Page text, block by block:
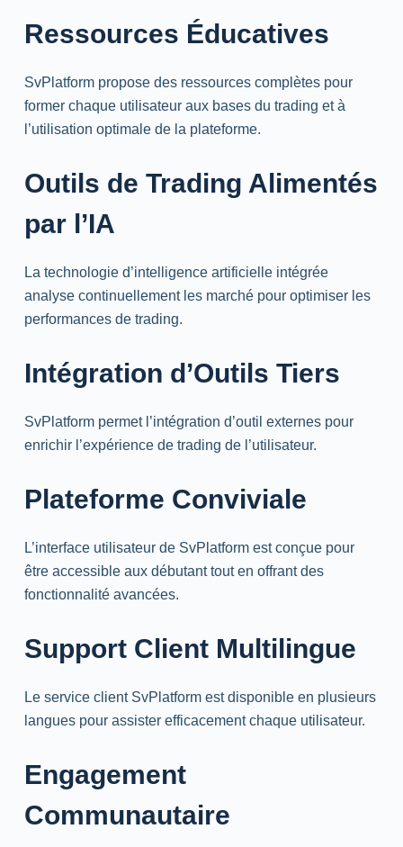
Ressources Éducatives
SvPlatform propose des ressources complètes pour
former chaque utilisateur aux bases du trading et à
l’utilisation optimale de la plateforme.
Outils de Trading Alimentés
par l’IA
La technologie d’intelligence artificielle intégrée
analyse continuellement les marché pour optimiser les
performances de trading.
Intégration d’Outils Tiers
SvPlatform permet l’intégration d’outil externes pour
enrichir l’expérience de trading de l’utilisateur.
Plateforme Conviviale
L’interface utilisateur de SvPlatform est conçue pour
être accessible aux débutant tout en offrant des
fonctionnalité avancées.
Support Client Multilingue
Le service client SvPlatform est disponible en plusieurs
langues pour assister efficacement chaque utilisateur.
Engagement
Communautaire